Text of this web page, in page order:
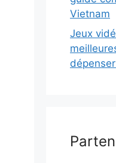
Vietnam
Jeux